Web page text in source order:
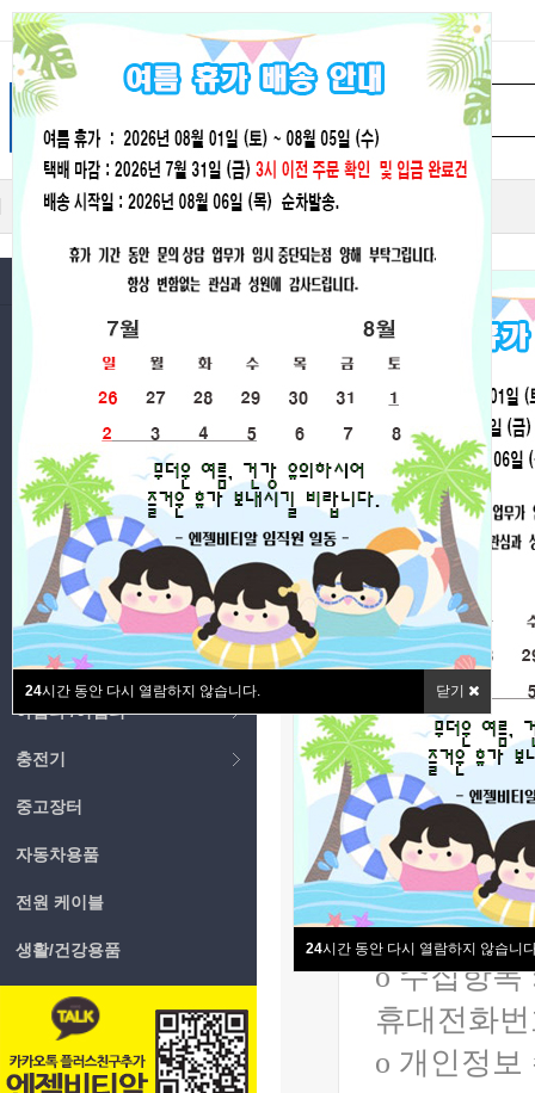
24시간 동안 다시 열람하지 않습니다. 닫기
히트상품 추천상품 최신상품 인기상품
라이트배터리&충전기&마운트
전동릴배터리/자전거배터리/
파워뱅크
배터리
노트북 배터리
노트북 아답타 /어댑터
아답타 /어댑터
충전기
중고장터
자동차용품
전원 케이블
생활/건강용품 24시간 동안 다시 열람하지 않습니
개인정보처
"(주)엔젤
"정보통신
회사는 개
가 어떠한
떠한 조치
회사는 개
별공지)을
ο 본 방침
■ 수집하
회사는 회
를 수집하
ο 수집항목
휴대전화
ο 개인정보